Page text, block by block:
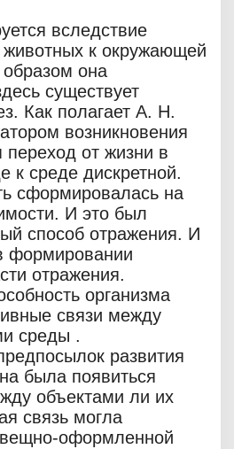
вследствие
животных к окружающей
она
существует
Как полагает А. Н.
возникновения
переход от жизни в
к среде дискретной.
сформировалась на
И это был
способ отражения. И
формировании
отражения.
организма
связи между
среды .
развития
была появиться
объектами ли их
связь могла
вещно-оформленной